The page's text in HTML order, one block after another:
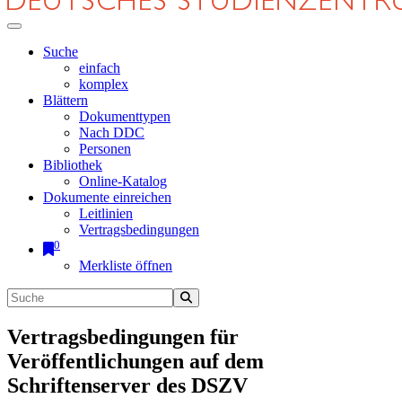
Suche
einfach
komplex
Blättern
Dokumenttypen
Nach DDC
Personen
Bibliothek
Online-Katalog
Dokumente einreichen
Leitlinien
Vertragsbedingungen
0
Merkliste öffnen
Vertragsbedingungen für
Veröffentlichungen auf dem
Schriftenserver des DSZV